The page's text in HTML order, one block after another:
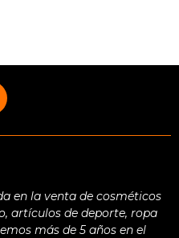
en la venta de cosméticos
artículos de deporte, ropa
más de 5 años en el